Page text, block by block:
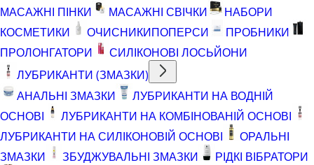
МАСАЖНІ ПІНКИ
МАСАЖНІ СВІЧКИ
НАБОРИ
КОСМЕТИКИ
ОЧИСНИКИПОПЕРСИ
ПРОБНИКИ
ПРОЛОНГАТОРИ
СИЛІКОНОВІ ЛОСЬЙОНИ
ЛУБРИКАНТИ (ЗМАЗКИ)
АНАЛЬНІ ЗМАЗКИ
ЛУБРИКАНТИ НА ВОДНІЙ
ОСНОВІ
ЛУБРИКАНТИ НА КОМБІНОВАНІЙ ОСНОВІ
ЛУБРИКАНТИ НА СИЛІКОНОВІЙ ОСНОВІ
ОРАЛЬНІ
ЗМАЗКИ
ЗБУДЖУВАЛЬНІ ЗМАЗКИ
РІДКІ ВІБРАТОРИ